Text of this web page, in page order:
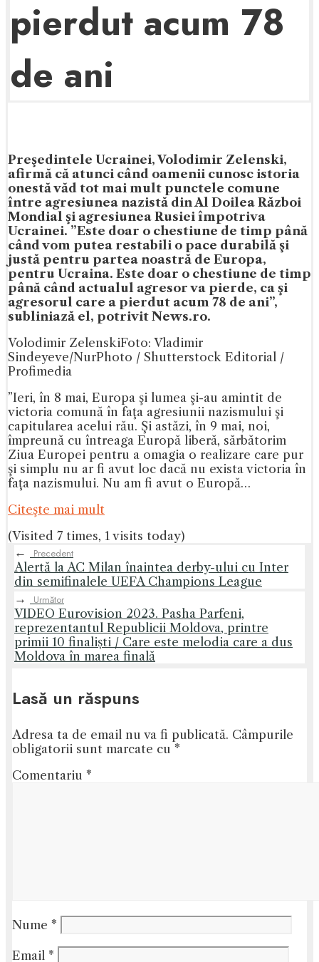
pierdut acum 78
de ani
Preşedintele Ucrainei, Volodimir Zelenski,
afirmă că atunci când oamenii cunosc istoria
onestă văd tot mai mult punctele comune
între agresiunea nazistă din Al Doilea Război
Mondial şi agresiunea Rusiei împotriva
Ucrainei. ”Este doar o chestiune de timp până
când vom putea restabili o pace durabilă şi
justă pentru partea noastră de Europa,
pentru Ucraina. Este doar o chestiune de timp
până când actualul agresor va pierde, ca şi
agresorul care a pierdut acum 78 de ani”,
subliniază el, potrivit News.ro.
Volodimir ZelenskiFoto: Vladimir
Sindeyeve/NurPhoto / Shutterstock Editorial /
Profimedia
”Ieri, în 8 mai, Europa şi lumea şi-au amintit de
victoria comună în faţa agresiunii nazismului şi
capitularea acelui rău. Şi astăzi, în 9 mai, noi,
împreună cu întreaga Europă liberă, sărbătorim
Ziua Europei pentru a omagia o realizare care pur
şi simplu nu ar fi avut loc dacă nu exista victoria în
faţa nazismului. Nu am fi avut o Europă…
Citeşte mai mult
(Visited 7 times, 1 visits today)
←
Precedent
Alertă la AC Milan înaintea derby-ului cu Inter
din semifinalele UEFA Champions League
→
Următor
VIDEO Eurovision 2023. Pasha Parfeni,
reprezentantul Republicii Moldova, printre
primii 10 finaliști / Care este melodia care a dus
Moldova în marea finală
Lasă un răspuns
Adresa ta de email nu va fi publicată. Câmpurile
obligatorii sunt marcate cu *
Comentariu *
Nume *
Email *